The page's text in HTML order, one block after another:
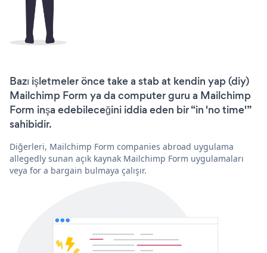
Bazı işletmeler önce take a stab at kendin yap (diy)
Mailchimp Form ya da computer guru a Mailchimp
Form inşa edebileceğini iddia eden bir “in 'no time'”
sahibidir.
Diğerleri, Mailchimp Form companies abroad uygulama
allegedly sunan açık kaynak Mailchimp Form uygulamaları
veya for a bargain bulmaya çalışır.